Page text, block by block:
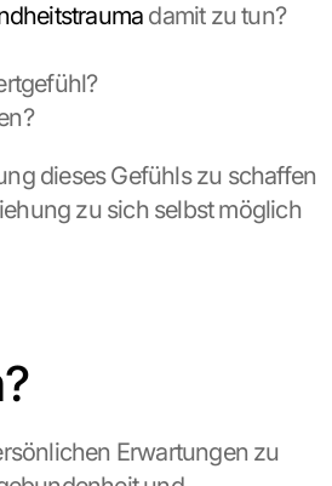
damit zu tun?
dieses Gefühls zu schaffen
zu sich selbst möglich
Erwartungen zu